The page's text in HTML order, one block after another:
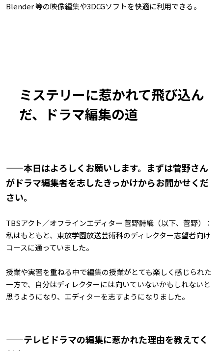
Blender 等の映像編集や3DCGソフトを快適に利用できる。
ミステリーに惹かれて飛び込ん
だ、ドラマ編集の道
——本日はよろしくお願いします。まずは菅野さん
がドラマ編集者を志したきっかけからお聞かせくだ
さい。
TBSアクト／オフラインエディター 菅野詩織（以下、菅野）：
私はもともと、東放学園放送芸術科のディレクター志望者向け
コースに通っていました。
授業や実習を重ねる中で編集の授業がとても楽しく感じられた
一方で、自分はディレクターには向いていないかもしれないと
思うようになり、エディターを志すようになりました。
——テレビドラマの編集に惹かれた理由を教えてく